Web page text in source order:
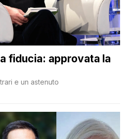
fiducia: approvata la
e un astenuto